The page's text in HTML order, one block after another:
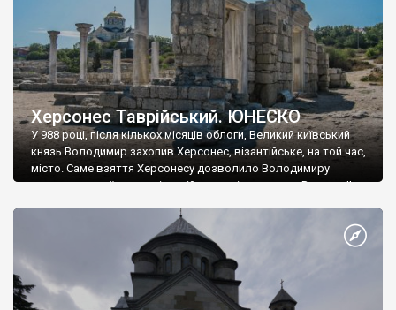
Херсонес Таврійський. ЮНЕСКО
У 988 році, після кількох місяців облоги, Великий київський
князь Володимир захопив Херсонес, візантійське, на той час,
місто. Саме взяття Херсонесу дозволило Володимиру
диктувати свої умови візантійському імператору Василю ІІ, та
Херсонесі Володимир-язичник, став Василем-християнином.
А потім було Хрещення Русі. На честь Херсонесу Таврійського